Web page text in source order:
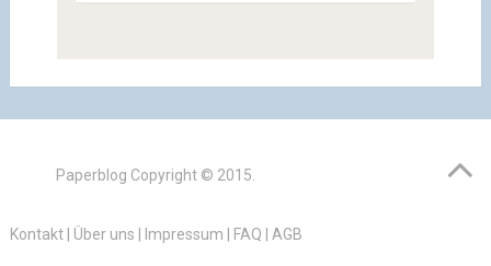
Paperblog Copyright © 2015.
Kontakt| Über uns Impressum FAQ AGB